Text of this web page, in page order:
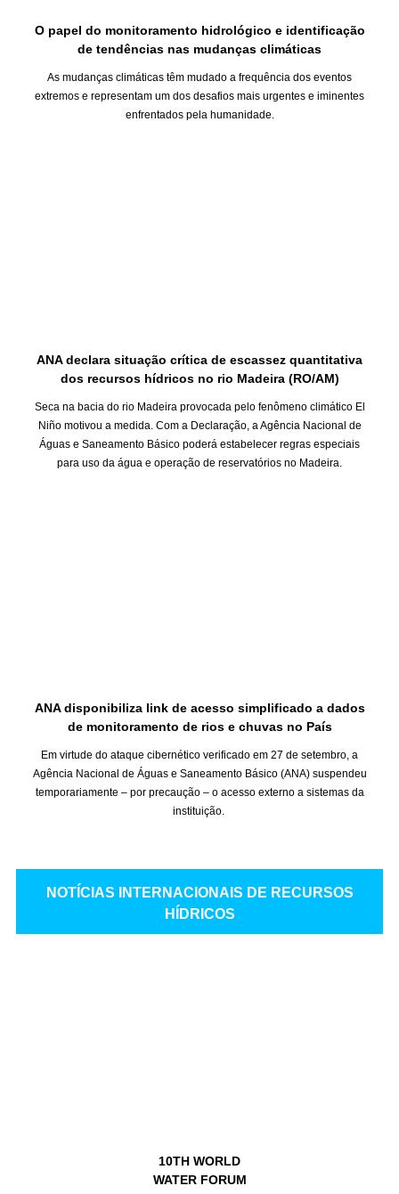
O papel do monitoramento hidrológico e identificação
de tendências nas mudanças climáticas
As mudanças climáticas têm mudado a frequência dos eventos
extremos e representam um dos desafios mais urgentes e iminentes
enfrentados pela humanidade.
ANA declara situação crítica de escassez quantitativa
dos recursos hídricos no rio Madeira (RO/AM)
Seca na bacia do rio Madeira provocada pelo fenômeno climático El
Niño motivou a medida. Com a Declaração, a Agência Nacional de
Águas e Saneamento Básico poderá estabelecer regras especiais
para uso da água e operação de reservatórios no Madeira.
ANA disponibiliza link de acesso simplificado a dados
de monitoramento de rios e chuvas no País
Em virtude do ataque cibernético verificado em 27 de setembro, a
Agência Nacional de Águas e Saneamento Básico (ANA) suspendeu
temporariamente – por precaução – o acesso externo a sistemas da
instituição.
NOTÍCIAS INTERNACIONAIS DE RECURSOS
HÍDRICOS
10TH WORLD
WATER FORUM